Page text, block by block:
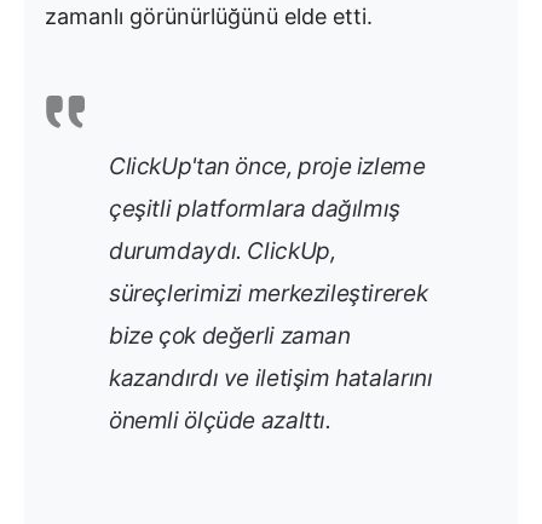
zamanlı görünürlüğünü elde etti.
ClickUp'tan önce, proje izleme
çeşitli platformlara dağılmış
durumdaydı. ClickUp,
süreçlerimizi merkezileştirerek
bize çok değerli zaman
kazandırdı ve iletişim hatalarını
önemli ölçüde azalttı.